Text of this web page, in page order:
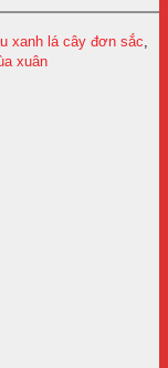
xanh lá cây đơn sắc,
xuân